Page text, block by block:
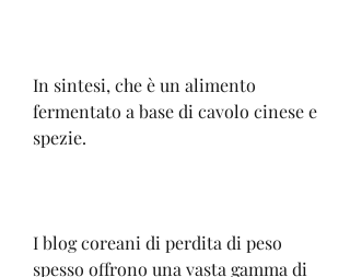
In sintesi, che è un alimento
fermentato a base di cavolo cinese e
spezie.
I blog coreani di perdita di peso
spesso offrono una vasta gamma di